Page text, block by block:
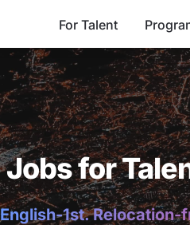
For Talent
Jobs for
English-1st.